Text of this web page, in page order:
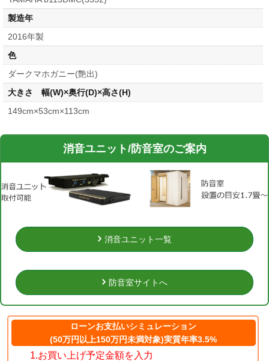
製造年
2016年製
色
ダークマホガニー(艶出)
大きさ 幅(W)×奥行(D)×高さ(H)
149cm×53cm×113cm
消音ユニット/防音室のご案内
消音ユニット一覧
防音室サイトへ
ローンお支払いシミュレーション
(50万円以上150万円未満対象)実質年率3.5%
1.お買い上げ予定金額を入力